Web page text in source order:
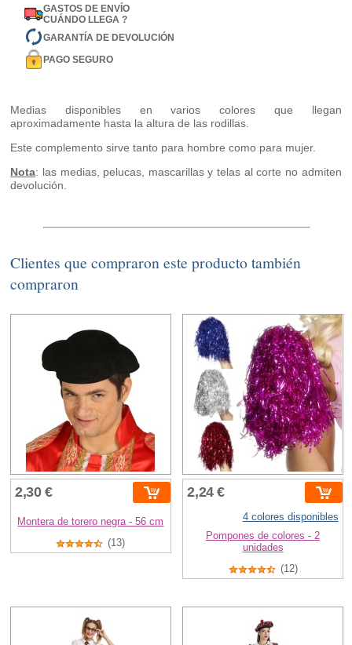
GASTOS DE ENVÍO
CUÁNDO LLEGA ?
GARANTÍA DE DEVOLUCIÓN
PAGO SEGURO
Medias disponibles en varios colores que llegan
aproximadamente hasta la altura de las rodillas.
Este complemento sirve tanto para hombre como para mujer.
Nota: las medias, pelucas, mascarillas y telas al corte no admiten
devolución.
Clientes que compraron este producto también
compraron
2,30 €
Montera de torero negra - 56 cm
(13)
2,24 €
4 colores disponibles
Pompones de colores - 2
unidades
(12)